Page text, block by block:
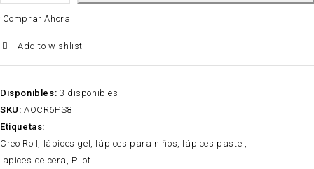
¡Comprar Ahora!
Add to wishlist
Disponibles: 3 disponibles
SKU: AOCR6PS8
Etiquetas:
Creo Roll
lápices gel lápices para niños lápices pastel
lapices de cera
Pilot